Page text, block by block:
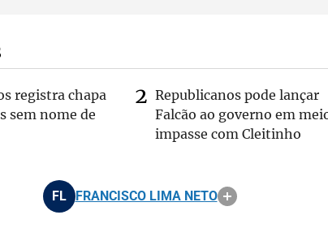
registra chapa
sem nome de
Republicanos pode lançar
Falcão ao governo em
impasse com Cleitinho
FL FRANCISCO LIMA NETO